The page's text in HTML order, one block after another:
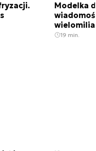
Modelka
19 min.